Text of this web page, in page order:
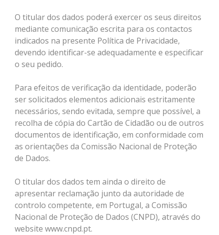
O titular dos dados poderá exercer os seus direitos
mediante comunicação escrita para os contactos
indicados na presente Política de Privacidade,
devendo identificar-se adequadamente e especificar
o seu pedido.
Para efeitos de verificação da identidade, poderão
ser solicitados elementos adicionais estritamente
necessários, sendo evitada, sempre que possível, a
recolha de cópia do Cartão de Cidadão ou de outros
documentos de identificação, em conformidade com
as orientações da Comissão Nacional de Proteção
de Dados.
O titular dos dados tem ainda o direito de
apresentar reclamação junto da autoridade de
controlo competente, em Portugal, a Comissão
Nacional de Proteção de Dados (CNPD), através do
website www.cnpd.pt.